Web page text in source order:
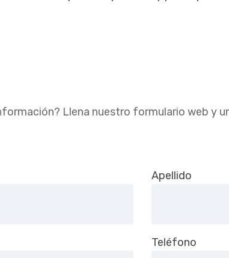
Llena nuestro formulario web y
Apellido
Teléfono